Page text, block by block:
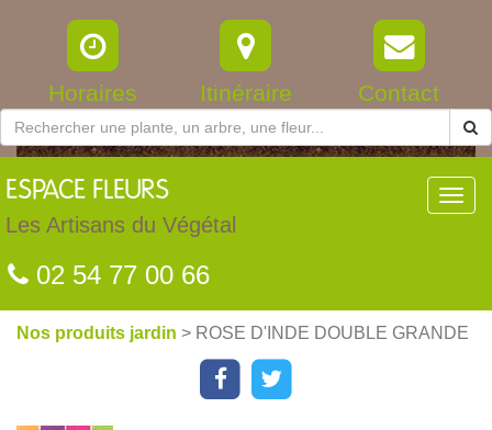
Horaires Itinéraire Contact
ESPACE FLEURS
Les Artisans du Végétal
02 54 77 00 66
Nos produits jardin > ROSE D'INDE DOUBLE GRANDE